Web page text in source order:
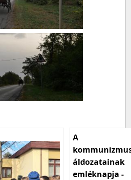
A
áldozatainak
emléknapja -